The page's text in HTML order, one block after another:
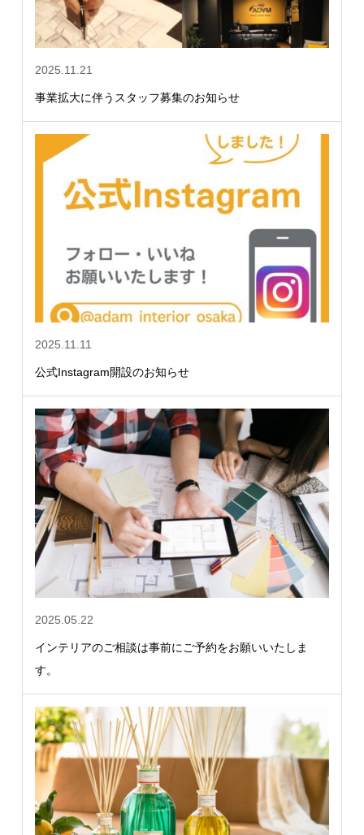
2025.11.21
事業拡大に伴うスタッフ募集のお知らせ
2025.11.11
公式Instagram開設のお知らせ
2025.05.22
インテリアのご相談は事前にご予約をお願いいたしま
す。